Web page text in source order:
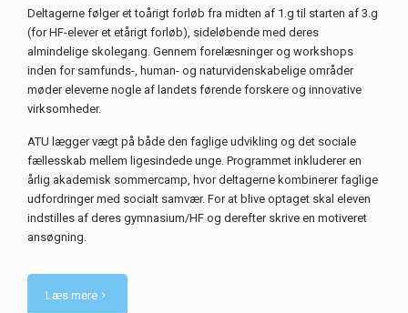
Deltagerne følger et toårigt forløb fra midten af 1.g til starten af 3.g
(for HF-elever et etårigt forløb), sideløbende med deres
almindelige skolegang. Gennem forelæsninger og workshops
inden for samfunds-, human- og naturvidenskabelige områder
møder eleverne nogle af landets førende forskere og innovative
virksomheder.
ATU lægger vægt på både den faglige udvikling og det sociale
fællesskab mellem ligesindede unge. Programmet inkluderer en
årlig akademisk sommercamp, hvor deltagerne kombinerer faglige
udfordringer med socialt samvær. For at blive optaget skal eleven
indstilles af deres gymnasium/HF og derefter skrive en motiveret
ansøgning.
Læs mere